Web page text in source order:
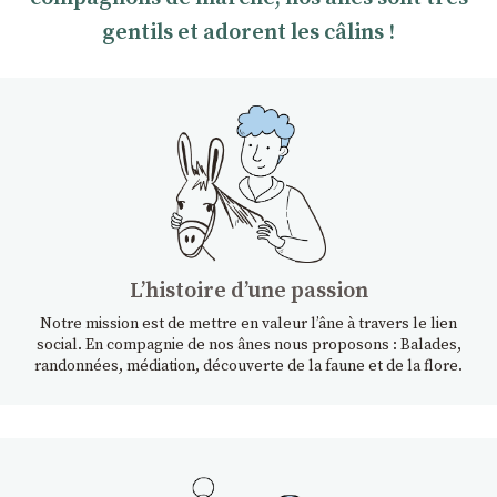
gentils et adorent les câlins !
Lʼhistoire dʼune passion
Notre mission est de mettre en valeur l’âne à travers le lien
social. En compagnie de nos ânes nous proposons : Balades,
randonnées, médiation, découverte de la faune et de la flore.